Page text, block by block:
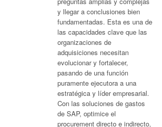
y llegar a conclusiones bien
fundamentadas. Esta es una de
las capacidades clave que las
organizaciones de
adquisiciones necesitan
evolucionar y fortalecer,
pasando de una función
puramente ejecutora a una
estratégica y líder empresarial.
Con las soluciones de gastos
de SAP, optimice el
procurement directo e indirecto,